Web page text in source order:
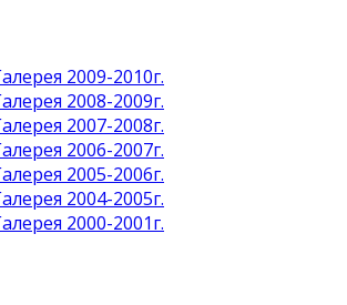
2009-2010г.
2008-2009г.
2007-2008г.
2006-2007г.
2005-2006г.
2004-2005г.
2000-2001г.